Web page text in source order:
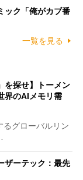
ク「俺がカブ番
一覧を見る
を探せ】トーメン
界のAIメモリ需
グローバルリン
ザーテック：最先